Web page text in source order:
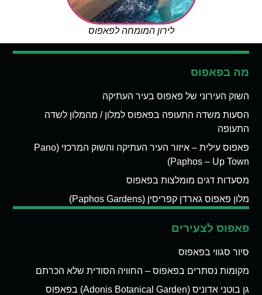
לירון המומחה לפאפוס
מה בפאפוס
השוק העירוני של פאפוס בעיר העתיקה
הסעות משדה התעופה בפאפוס למלון / מהמלון לשדה
התעופה
פאפוס עילית – איזור העיר העתיקה והשוק המרכזי (Pano
Paphos – Up Town)
מסעדות דגים מומלצות בפאפוס
מלון פאפוס גארדן קפריסין (Paphos Gardens)
פאפוס לצעירים
סיור סגווי בפאפוס
מקומות נסתרים בפאפוס – החוויה הסודית שלא הכרתם
גן בוטני אדוניס (Adonis Botanical Garden) בפאפוס